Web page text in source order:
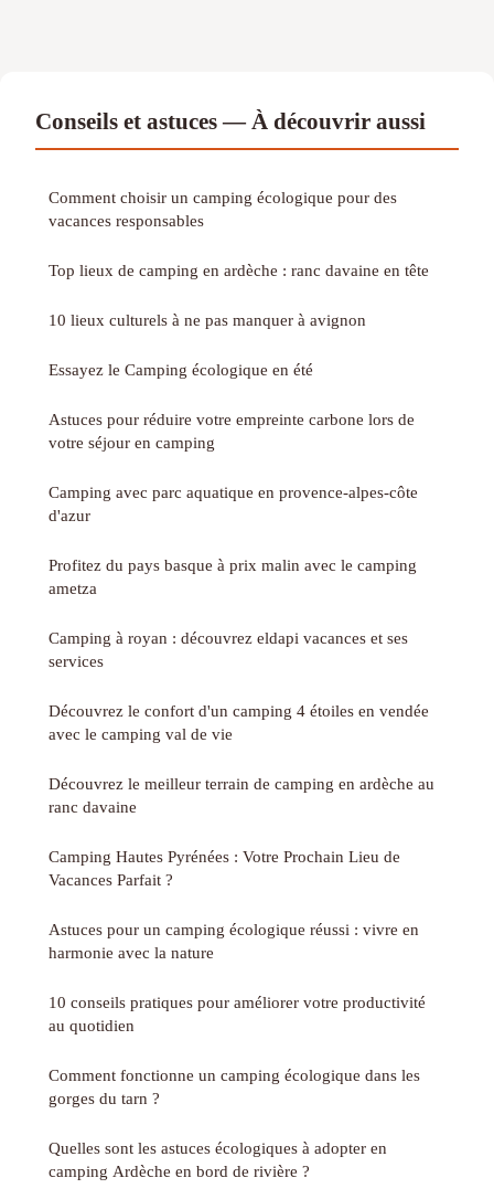
Conseils et astuces — À découvrir aussi
Comment choisir un camping écologique pour des
vacances responsables
Top lieux de camping en ardèche : ranc davaine en tête
10 lieux culturels à ne pas manquer à avignon
Essayez le Camping écologique en été
Astuces pour réduire votre empreinte carbone lors de
votre séjour en camping
Camping avec parc aquatique en provence-alpes-côte
d'azur
Profitez du pays basque à prix malin avec le camping
ametza
Camping à royan : découvrez eldapi vacances et ses
services
Découvrez le confort d'un camping 4 étoiles en vendée
avec le camping val de vie
Découvrez le meilleur terrain de camping en ardèche au
ranc davaine
Camping Hautes Pyrénées : Votre Prochain Lieu de
Vacances Parfait ?
Astuces pour un camping écologique réussi : vivre en
harmonie avec la nature
10 conseils pratiques pour améliorer votre productivité
au quotidien
Comment fonctionne un camping écologique dans les
gorges du tarn ?
Quelles sont les astuces écologiques à adopter en
camping Ardèche en bord de rivière ?